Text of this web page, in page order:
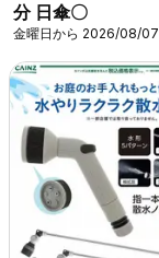
分 日傘〇
金曜日から 2026/08/07